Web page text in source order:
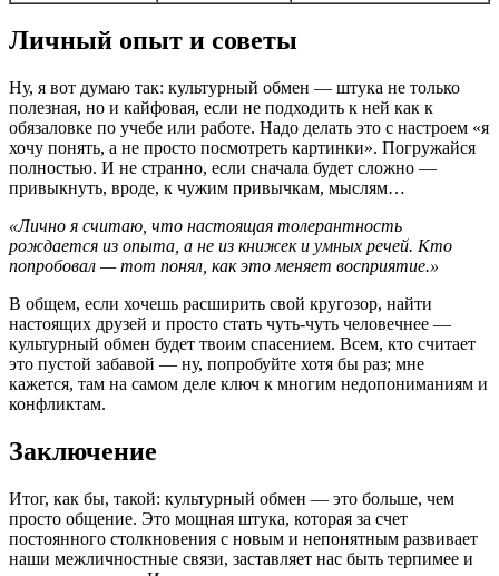
Личный опыт и советы
Ну, я вот думаю так: культурный обмен — штука не только
полезная, но и кайфовая, если не подходить к ней как к
обязаловке по учебе или работе. Надо делать это с настроем «я
хочу понять, а не просто посмотреть картинки». Погружайся
полностью. И не странно, если сначала будет сложно —
привыкнуть, вроде, к чужим привычкам, мыслям…
«Лично я считаю, что настоящая толерантность
рождается из опыта, а не из книжек и умных речей. Кто
попробовал — тот понял, как это меняет восприятие.»
В общем, если хочешь расширить свой кругозор, найти
настоящих друзей и просто стать чуть-чуть человечнее —
культурный обмен будет твоим спасением. Всем, кто считает
это пустой забавой — ну, попробуйте хотя бы раз; мне
кажется, там на самом деле ключ к многим недопониманиям и
конфликтам.
Заключение
Итог, как бы, такой: культурный обмен — это больше, чем
просто общение. Это мощная штука, которая за счет
постоянного столкновения с новым и непонятным развивает
наши межличностные связи, заставляет нас быть терпимее и